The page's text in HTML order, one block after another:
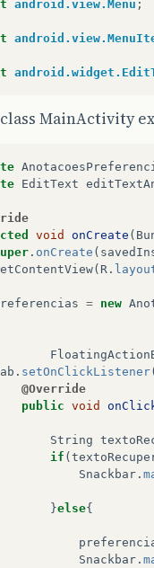
android.view.Menu ;
MainActivity
EditText
void onCreate (
. onCreate (
( R .
= new
. setOnClickListener(
@Override
public void
String
if (
Snackbar .
}else{
Snackbar .